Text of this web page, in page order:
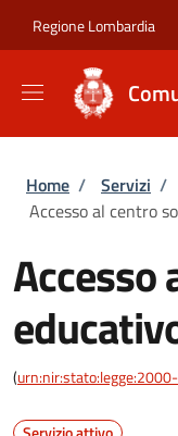
Regione Lombardia
Briciole
Home / Servizi /
Accesso al centro
Accesso
(